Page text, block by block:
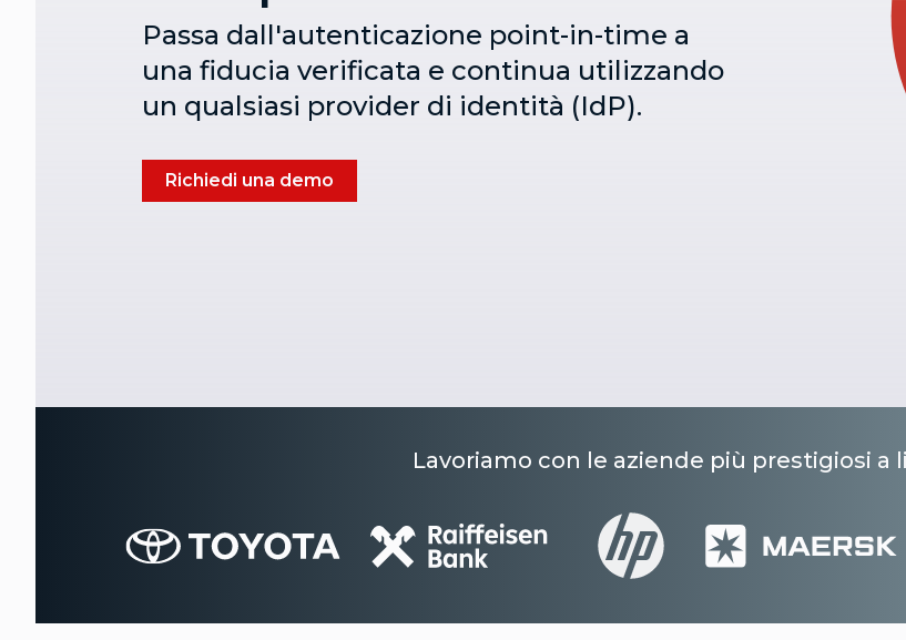
Passa dall'autenticazione point-in-time a
una fiducia verificata e continua utilizzando
un qualsiasi provider di identità (IdP).
Richiedi una demo
Lavoriamo con le aziende più prestigiosi a